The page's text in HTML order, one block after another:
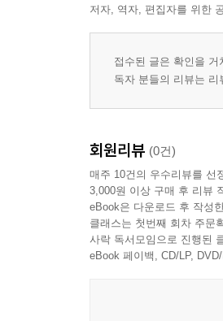
저자, 역자, 편집자를 위한
접수된 글은 확인을
독자 분들의 리뷰는
회원리뷰 (0건)
매주 10건의 우수리뷰를 선
3,000원 이상 구매 후 리뷰
eBook은 다운로드 후 작성
클래스는 첫번째 회차 주문
사락 독서모임으로 진행된
eBook 페이백, CD/LP,